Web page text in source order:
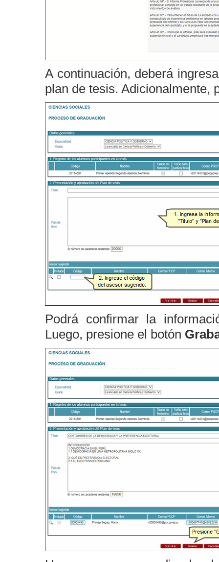
A continuación, deberá
plan de tesis. Adicionalmente,
Podrá confirmar la
Luego, presione el botón